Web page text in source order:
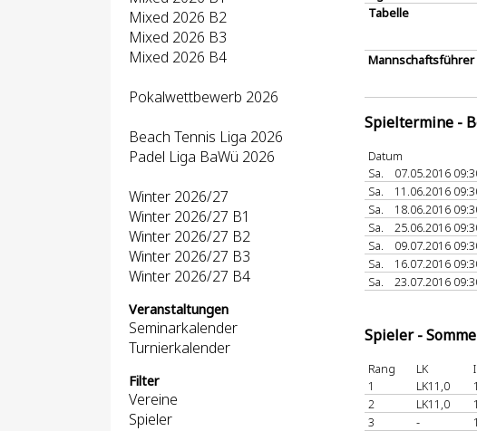
Mixed 2026 B2
Mixed 2026 B3
Mixed 2026 B4
Pokalwettbewerb 2026
Beach Tennis Liga 2026
Padel Liga BaWü 2026
Winter 2026/27
Winter 2026/27 B1
Winter 2026/27 B2
Winter 2026/27 B3
Winter 2026/27 B4
Veranstaltungen
Seminarkalender
Turnierkalender
Filter
Vereine
Spieler
Tabelle
Mannschaftsführer
Spieltermine -
Datum
Sa.
07.05.2016
Sa.
11.06.2016
Sa.
18.06.2016
Sa.
25.06.2016
Sa.
09.07.2016
Sa.
16.07.2016
Sa.
23.07.2016
Spieler -
Rang LK
1
LK11,0
2
LK11,0
3
-